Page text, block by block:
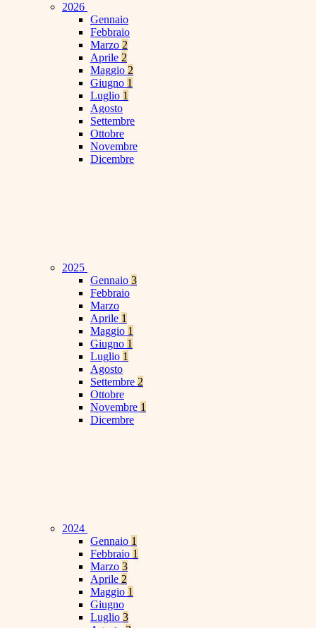
2026
Gennaio
Febbraio
Marzo 2
Aprile 2
Maggio 2
Giugno 1
Luglio 1
Agosto
Settembre
Ottobre
Novembre
Dicembre
2025
Gennaio 3
Febbraio
Marzo
Aprile 1
Maggio 1
Giugno 1
Luglio 1
Agosto
Settembre 2
Ottobre
Novembre 1
Dicembre
2024
Gennaio 1
Febbraio 1
Marzo 3
Aprile 2
Maggio 1
Giugno
Luglio 3